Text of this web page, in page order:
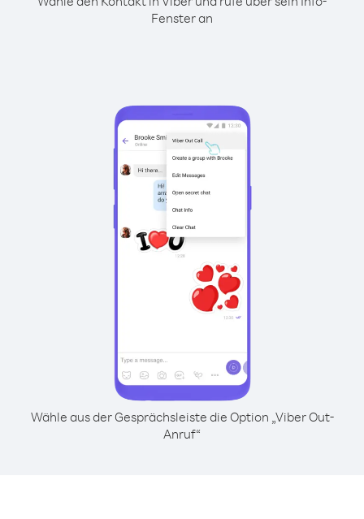
Fenster an
Wähle aus der Gesprächsleiste die Option „Viber Out-
Anruf“